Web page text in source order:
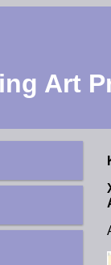
Art